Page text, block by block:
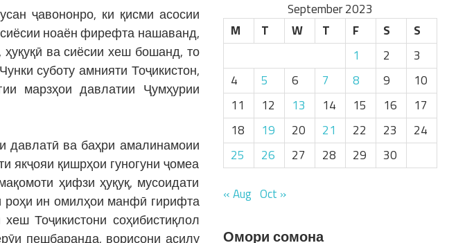
ҷавононро, ки қисми асосии
ноаён фирефта нашаванд,
ва сиёсии хеш бошанд, то
суботу амнияти Тоҷикистон,
марзҳои давлатии Ҷумҳурии
давлатӣ ва баҳри амалинамоии
якҷояи қишрҳои гуногуни ҷомеа
ҳифзи ҳуқуқ, мусоидати
ин омилҳои манфӣ гирифта
Тоҷикистони соҳибистиқлол
пешбаранда, ворисони асилу
September 2023
M
T W T F S
S
1
2
3
4
5 6 7 8 9
10
11
12 13 14 15 16
17
18
19 20 21 22 23
24
25
26 27 28 29 30
« Aug Oct »
Омори сомона